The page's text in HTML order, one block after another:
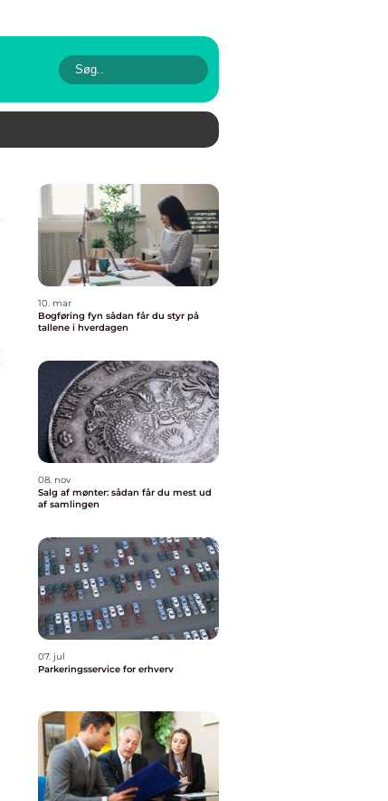
10. mar
Bogføring fyn sådan får du styr på
tallene i hverdagen
08. nov
Salg af mønter: sådan får du mest ud
af samlingen
07. jul
Parkeringsservice for erhverv